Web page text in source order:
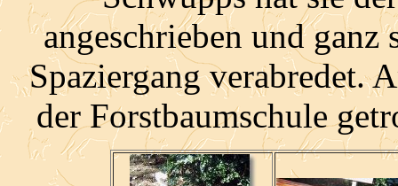
angeschrieben und
Spaziergang verabredet.
der Forstbaumschule